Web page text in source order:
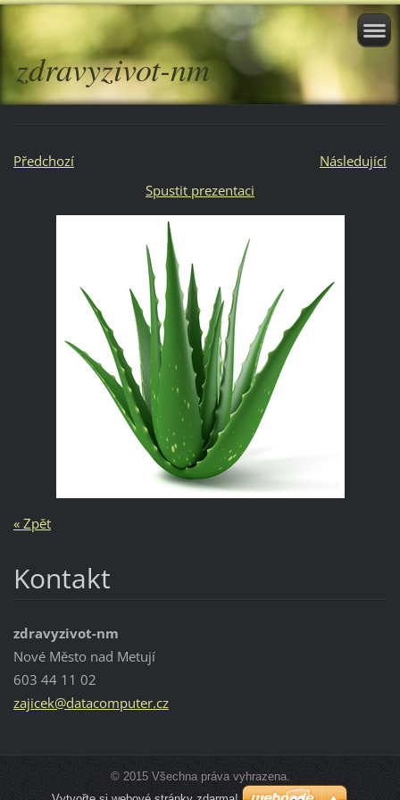
zdravyzivot-nm
Předchozí
Následující
Spustit prezentaci
« Zpět
Kontakt
zdravyzivot-nm
Nové Město nad Metují
603 44 11 02
zajicek@datacomputer.cz
© 2015 Všechna práva vyhrazena.